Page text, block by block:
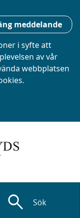
meddelande
i syfte att
av vår
webbplatsen
search Sök